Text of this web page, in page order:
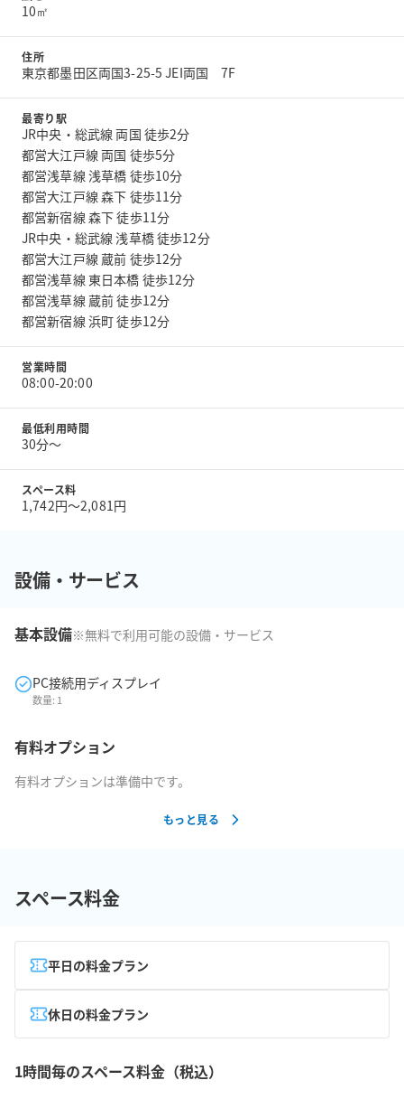
10㎡
住所
東京都墨田区両国3-25-5 JEI両国 7F
最寄り駅
JR中央・総武線 両国 徒歩2分
都営大江戸線 両国 徒歩5分
都営浅草線 浅草橋 徒歩10分
都営大江戸線 森下 徒歩11分
都営新宿線 森下 徒歩11分
JR中央・総武線 浅草橋 徒歩12分
都営大江戸線 蔵前 徒歩12分
都営浅草線 東日本橋 徒歩12分
都営浅草線 蔵前 徒歩12分
都営新宿線 浜町 徒歩12分
営業時間
08:00-20:00
最低利用時間
30分〜
スペース料
1,742円〜2,081円
設備・サービス
基本設備※無料で利用可能の設備・サービス
PC接続用ディスプレイ
数量: 1
有料オプション
有料オプションは準備中です。
もっと見る
スペース料金
平日の料金プラン
休日の料金プラン
1時間毎のスペース料金（税込）